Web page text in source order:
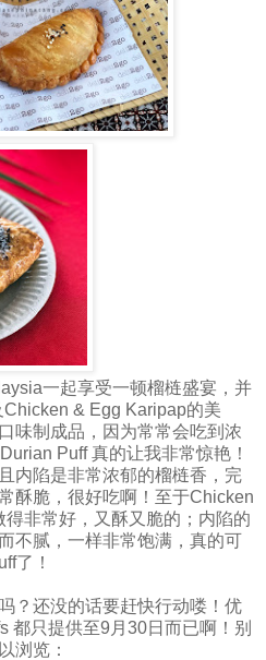
一起享受一顿榴梿盛宴，并
& Egg Karipap的美
味制成品，因为常常会吃到浓
Puff 真的让我非常惊艳！
内陷是非常浓郁的榴梿香，完
酥脆，很好吃啊！至于Chicken
非常好，又酥又脆的；内陷的
不腻，一样非常饱满，真的可
了！
？还没的话要赶快行动喽！优
都只提供至9月30日而已啊！别
浏览：